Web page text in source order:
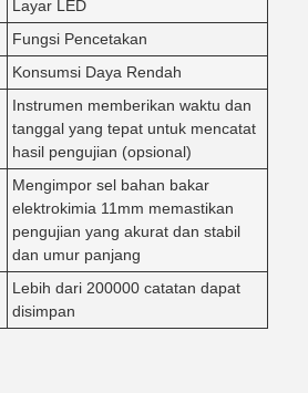
Layar LED
Fungsi Pencetakan
Konsumsi Daya Rendah
Instrumen memberikan waktu dan
tanggal yang tepat untuk mencatat
hasil pengujian (opsional)
Mengimpor sel bahan bakar
elektrokimia 11mm memastikan
pengujian yang akurat dan stabil
dan umur panjang
Lebih dari 200000 catatan dapat
disimpan